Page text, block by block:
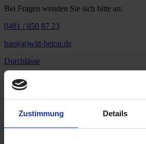
Zustimmung Details
Bei Fragen wenden Sie sich bitte an:
0481 / 850 87 23
hass(at)witt-beton.de
Durchlässe
Durchlassbauwerk
Produktbeschreibung